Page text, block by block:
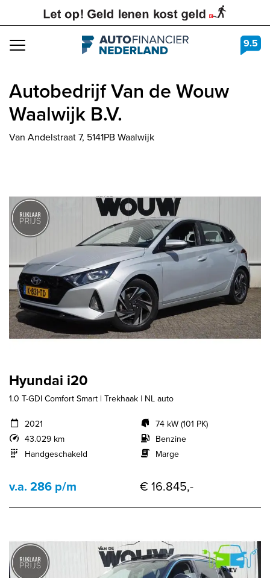
Navigation 9.5
Autobedrijf Van de Wouw
Waalwijk B.V.
Van Andelstraat 7, 5141PB Waalwijk
Hyundai i20
1.0 T-GDI Comfort Smart | Trekhaak | NL auto
2021
43.029 km
Handgeschakeld
74 kW (101 PK)
Benzine
Marge
v.a. 286 p/m € 16.845,-